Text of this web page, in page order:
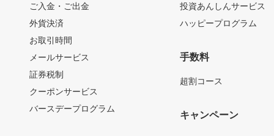
ご入金・ご出金
外貨決済
お取引時間
メールサービス
証券税制
クーポンサービス
バースデープログラム
投資あんしんサービス
ハッピープログラム
手数料
超割コース
キャンペーン